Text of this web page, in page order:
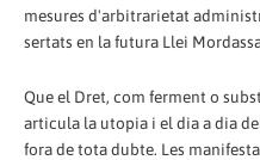
mesures d'arbitrarietat
sertats en la futura Llei
Que el Dret, com ferment o
articula la utopia i el dia a dia
fora de tota dubte. Les